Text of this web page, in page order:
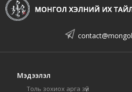
Мэдээлэл
Толь зохиох арга зүй